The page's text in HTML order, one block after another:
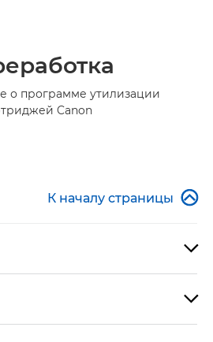
о программе утилизации
Canon
К началу страницы 

